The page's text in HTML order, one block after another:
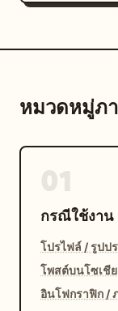
หมวดหมู่ภ
กรณีใช้งาน
โปรไฟล์ / รูปป
โพสต์บนโซเชี
อินโฟกราฟิก /